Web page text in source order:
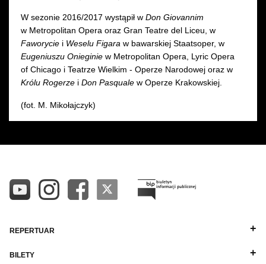
W sezonie 2016/2017 wystąpił w Don Giovannim
w Metropolitan Opera oraz Gran Teatre del Liceu, w
Faworycie i Weselu Figara w bawarskiej Staatsoper, w
Eugeniuszu Onieginie w Metropolitan Opera, Lyric Opera
of Chicago i Teatrze Wielkim - Operze Narodowej oraz w
Królu Rogerze i Don Pasquale w Operze Krakowskiej.
(fot. M. Mikołajczyk)
REPERTUAR
BILETY